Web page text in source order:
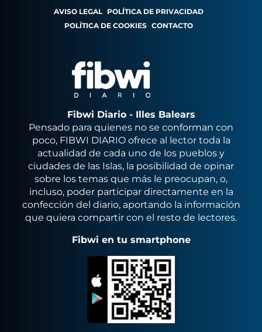
AVISO LEGAL POLÍTICA DE PRIVACIDAD
POLÍTICA DE COOKIES CONTACTO
Fibwi Diario - Illes Balears
Pensado para quienes no se conforman con
poco, FIBWI DIARIO ofrece al lector toda la
actualidad de cada uno de los pueblos y
ciudades de las Islas, la posibilidad de opinar
sobre los temas que más le preocupan, o,
incluso, poder participar directamente en la
confección del diario, aportando la información
que quiera compartir con el resto de lectores.
Fibwi en tu smartphone